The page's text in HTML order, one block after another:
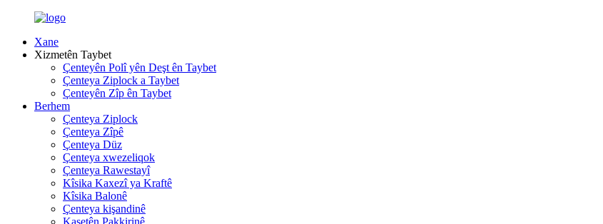
Xane
Xizmetên Taybet
Çenteyên Polî yên Deşt ên Taybet
Çenteya Ziplock a Taybet
Çenteyên Zîp ên Taybet
Berhem
Çenteya Ziplock
Çenteya Zîpê
Çenteya Düz
Çenteya xwezeliqok
Çenteya Rawestayî
Kîsika Kaxezî ya Kraftê
Kîsika Balonê
Çenteya kişandinê
Kasetên Pakkirinê